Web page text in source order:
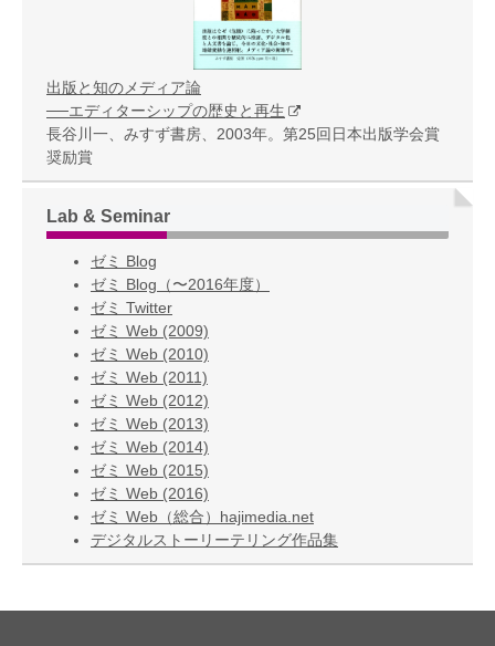
出版と知のメディア論
──エディターシップの歴史と再生
長谷川一、みすず書房、2003年。第25回日本出版学会賞
奨励賞
Lab & Seminar
ゼミ Blog
ゼミ Blog（〜2016年度）
ゼミ Twitter
ゼミ Web (2009)
ゼミ Web (2010)
ゼミ Web (2011)
ゼミ Web (2012)
ゼミ Web (2013)
ゼミ Web (2014)
ゼミ Web (2015)
ゼミ Web (2016)
ゼミ Web（総合）hajimedia.net
デジタルストーリーテリング作品集